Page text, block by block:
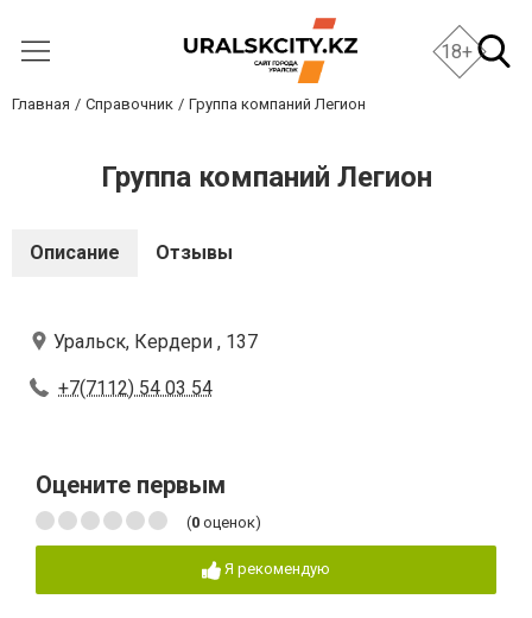
18+
Главная Справочник Группа компаний Легион
Группа компаний Легион
Описание Отзывы
Уральск, Кердери , 137
+7(7112) 54 03 54
Оцените первым
(0 оценок)
Я рекомендую